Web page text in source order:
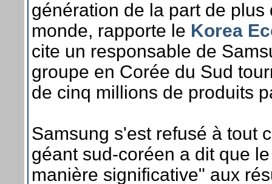
génération de la part de
monde, rapporte le Korea
cite un responsable de
groupe en Corée du Sud
de cinq millions de produits
Samsung s'est refusé à tout
géant sud-coréen a dit que
manière significative" aux